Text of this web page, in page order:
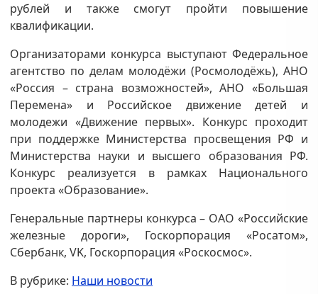
рублей и также смогут пройти повышение
квалификации.
Организаторами конкурса выступают Федеральное
агентство по делам молодёжи (Росмолодёжь), АНО
«Россия – страна возможностей», АНО «Большая
Перемена» и Российское движение детей и
молодежи «Движение первых». Конкурс проходит
при поддержке Министерства просвещения РФ и
Министерства науки и высшего образования РФ.
Конкурс реализуется в рамках Национального
проекта «Образование».
Генеральные партнеры конкурса – ОАО «Российские
железные дороги», Госкорпорация «Росатом»,
Сбербанк, VK, Госкорпорация «Роскосмос».
В рубрике: Наши новости